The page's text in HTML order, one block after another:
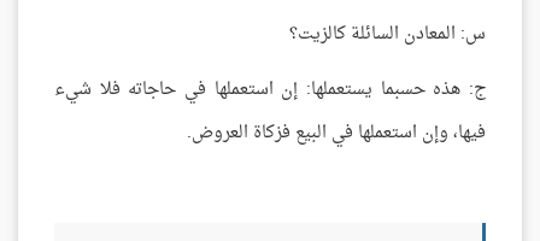
س: المعادن السائلة كالزيت؟
ج: هذه حسبما يستعملها: إن استعملها في حاجاته فلا شيء
فيها، وإن استعملها في البيع فزكاة العروض.